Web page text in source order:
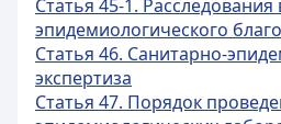
Статья 45-1.
эпидемиологического
Статья 46. Санитарно-
экспертиза
Статья 47. Порядок